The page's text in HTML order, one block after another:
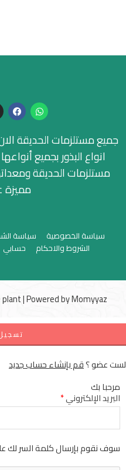
جميع مستلزمات الحديقة
انواع البذور بجميع
مستلزمات الحديقة
مميزة
سياسة الخصوصية سياسة
الشروط والاحكام
حسابي
| Powered byMomyyaz
لست عضو ؟قم بإنشاء حساب جديد
مرحبا بك
البريد الإلكتروني*
سوف نقوم بإرسال كلمة السر لك